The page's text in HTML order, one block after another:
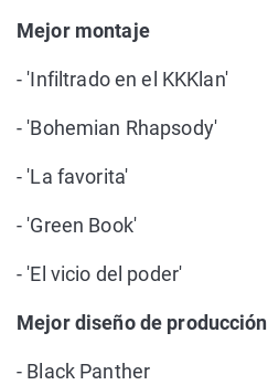
Mejor montaje
- 'Infiltrado en el KKKlan'
- 'Bohemian Rhapsody'
- 'La favorita'
- 'Green Book'
- 'El vicio del poder'
Mejor diseño de producción
- Black Panther